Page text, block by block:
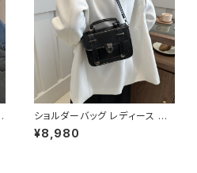
ショルダーバッグ レディース ミ
ニバッグ 2WAYバッグ ハンドバ
ッグ 斜めがけバッグ レトロバッ
¥8,980